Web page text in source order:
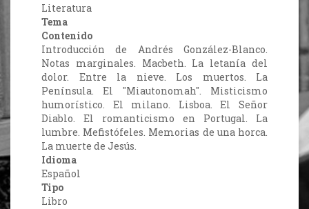
Literatura
Tema
Contenido
Introducción de Andrés González-Blanco.
Notas marginales. Macbeth. La letanía del
dolor. Entre la nieve. Los muertos. La
Península. El "Miautonomah". Misticismo
humorístico. El milano. Lisboa. El Señor
Diablo. El romanticismo en Portugal. La
lumbre. Mefistófeles. Memorias de una horca.
La muerte de Jesús.
Idioma
Español
Tipo
Libro